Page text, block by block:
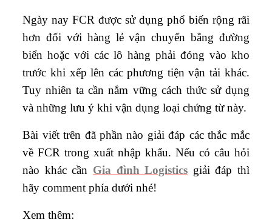
Ngày nay FCR được sử dụng phổ biến rộng rãi
hơn đối với hàng lẻ vận chuyển bằng đường
biển hoặc với các lô hàng phải đóng vào kho
trước khi xếp lên các phương tiện vận tải khác.
Tuy nhiên ta cần nắm vững cách thức sử dụng
và những lưu ý khi vận dụng loại chứng từ này.
Bài viết trên đã phần nào giải đáp các thắc mắc
về FCR trong xuất nhập khẩu. Nếu có câu hỏi
nào khác cần Gia đình Logistics giải đáp thì
hãy comment phía dưới nhé!
Xem thêm: